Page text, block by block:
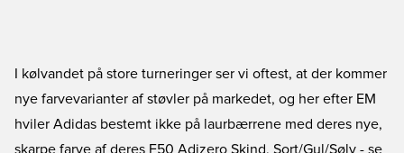
I kølvandet på store turneringer ser vi oftest, at der kommer
nye farvevarianter af støvler på markedet, og her efter EM
hviler Adidas bestemt ikke på laurbærrene med deres nye,
skarpe farve af deres F50 Adizero Skind, Sort/Gul/Sølv - se